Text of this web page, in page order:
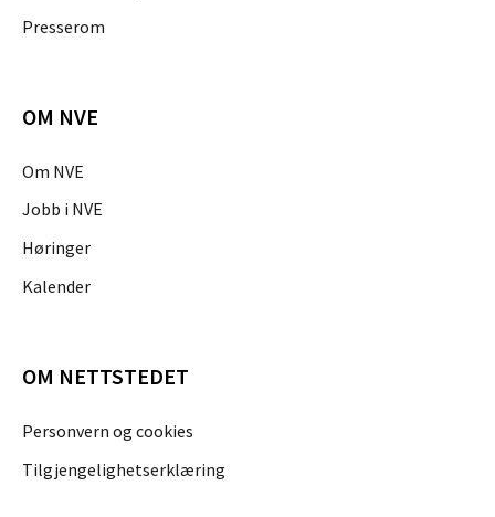
Presserom
OM NVE
Om NVE
Jobb i NVE
Høringer
Kalender
OM NETTSTEDET
Personvern og cookies
Tilgjengelighetserklæring